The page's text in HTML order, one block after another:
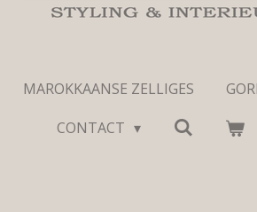
MAROKKAANSE ZELLIGES
CONTACT